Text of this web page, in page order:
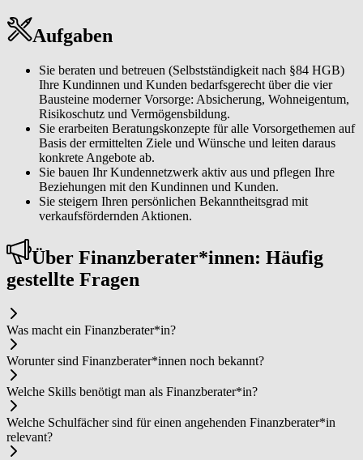
Aufgaben
Sie beraten und betreuen (Selbstständigkeit nach §84 HGB)
Ihre Kundinnen und Kunden bedarfsgerecht über die vier
Bausteine moderner Vorsorge: Absicherung, Wohneigentum,
Risikoschutz und Vermögensbildung.
Sie erarbeiten Beratungskonzepte für alle Vorsorgethemen auf
Basis der ermittelten Ziele und Wünsche und leiten daraus
konkrete Angebote ab.
Sie bauen Ihr Kundennetzwerk aktiv aus und pflegen Ihre
Beziehungen mit den Kundinnen und Kunden.
Sie steigern Ihren persönlichen Bekanntheitsgrad mit
verkaufsfördernden Aktionen.
Über Fi­nanz­be­ra­ter*in­nen: Häufig
gestellte Fragen
Was macht ein Fi­nanz­be­ra­ter*in?
Worunter sind Fi­nanz­be­ra­ter*in­nen noch bekannt?
Welche Skills benötigt man als Fi­nanz­be­ra­ter*in?
Welche Schulfächer sind für einen angehenden Fi­nanz­be­ra­ter*in
relevant?